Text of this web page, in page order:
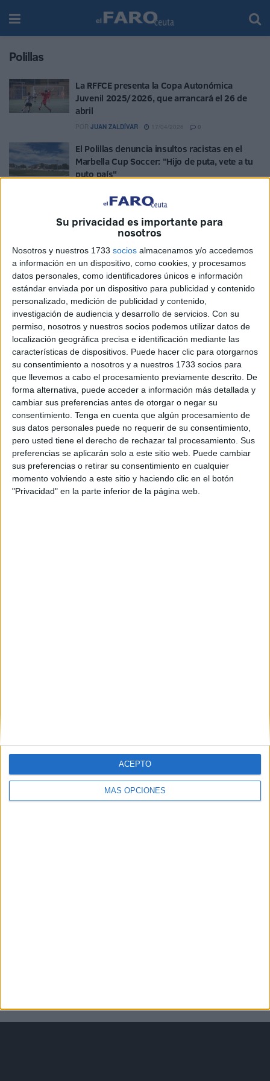
Su privacidad es importante para
nosotros
Nosotros y nuestros 1733 socios almacenamos y/o accedemos
a información en un dispositivo, como cookies, y procesamos
datos personales, como identificadores únicos e información
estándar enviada por un dispositivo para publicidad y contenido
personalizado, medición de publicidad y contenido,
investigación de audiencia y desarrollo de servicios. Con su
permiso, nosotros y nuestros socios podemos utilizar datos de
localización geográfica precisa e identificación mediante las
características de dispositivos. Puede hacer clic para otorgarnos
su consentimiento a nosotros y a nuestros 1733 socios para
que llevemos a cabo el procesamiento previamente descrito. De
forma alternativa, puede acceder a información más detallada y
cambiar sus preferencias antes de otorgar o negar su
consentimiento. Tenga en cuenta que algún procesamiento de
sus datos personales puede no requerir de su consentimiento,
pero usted tiene el derecho de rechazar tal procesamiento. Sus
preferencias se aplicarán solo a este sitio web. Puede cambiar
sus preferencias o retirar su consentimiento en cualquier
momento volviendo a este sitio y haciendo clic en el botón
"Privacidad" en la parte inferior de la página web.
MÁS OPCIONES
ACEPTO
Polillas
La RFFCE presenta la Copa Autonómica
Juvenil 2025/2026, que arrancará el 26 de
abril
JUAN ZALDÍVAR 0
El Polillas denuncia insultos racistas en el
Marbella Cup Soccer: "Hijo de puta, vete a tu
puto país"
especial
El Polillas muestra su cara más solidaria en el
'Torneo un Juguete, una Sonrisa'
POR JOSÉ L. ECHARRI 26/12/2025 1
El CD Polillas presenta el 'XII Torneo un
Juguete, una Sonrisa'
POR JUAN ZALDÍVAR 12/12/2025 0
Los Prebenjamines pasan al césped este
sábado con la presencia de 18 equipos
POR FERNANDO MORCILLO 06/11/2025 0
Este viernes comienza la Liga Juvenil de
Fútbol
POR JUAN ZALDÍVAR 23/10/2025 0
Mañana comienza la XXX Edición del
‘Memorial Paquirri’
POR JUAN ZALDÍVAR 06/09/2025 0